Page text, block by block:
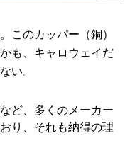
このカッパー（銅）
も、キャロウェイだ
い。
ど、多くのメーカー
り、それも納得の理